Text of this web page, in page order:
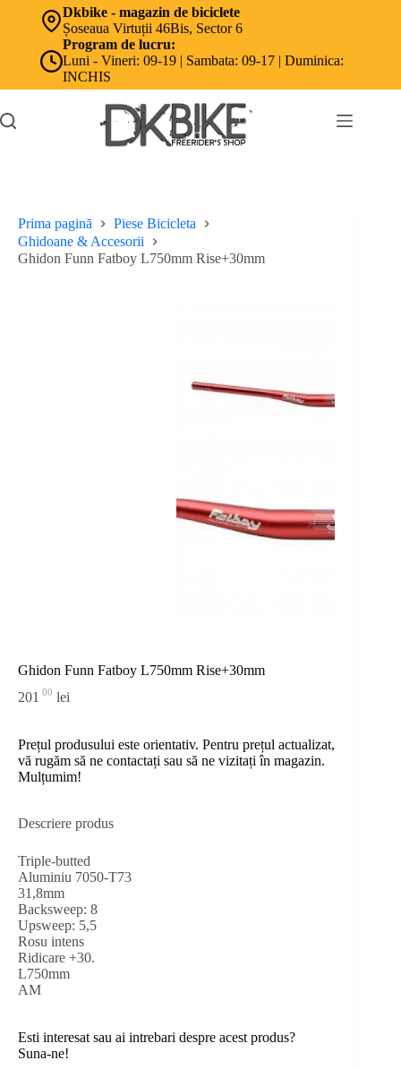
Dkbike - magazin de biciclete
Șoseaua Virtuții 46Bis, Sector 6
Program de lucru:
Luni - Vineri: 09-19 | Sambata: 09-17 | Duminica:
INCHIS
Prima pagină
Piese Bicicleta
Ghidoane & Accesorii
Ghidon Funn Fatboy L750mm Rise+30mm
Ghidon Funn Fatboy L750mm Rise+30mm
201 00 lei
Prețul produsului este orientativ. Pentru prețul actualizat,
vă rugăm să ne contactați sau să ne vizitați în magazin.
Mulțumim!
Descriere produs
Triple-butted
Aluminiu 7050-T73
31,8mm
Backsweep: 8
Upsweep: 5,5
Rosu intens
Ridicare +30.
L750mm
AM
Esti interesat sau ai intrebari despre acest produs?
Suna-ne!